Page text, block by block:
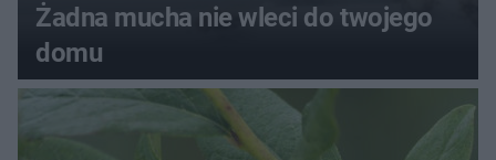
Żadna mucha nie wleci do twojego
domu